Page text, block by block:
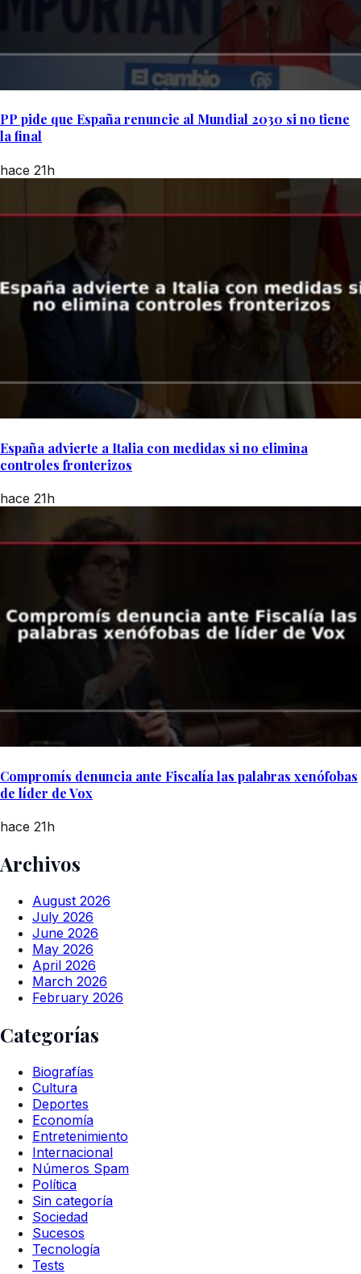
PP pide que España renuncie al Mundial 2030 si no tiene
la final
hace 21h
España advierte a Italia con medidas si no elimina
controles fronterizos
hace 21h
Compromís denuncia ante Fiscalía las palabras xenófobas
de líder de Vox
hace 21h
Archivos
August 2026
July 2026
June 2026
May 2026
April 2026
March 2026
February 2026
Categorías
Biografías
Cultura
Deportes
Economía
Entretenimiento
Internacional
Números Spam
Política
Sin categoría
Sociedad
Sucesos
Tecnología
Tests